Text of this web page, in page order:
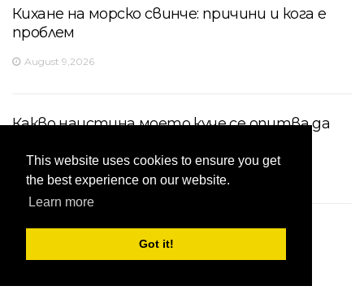
This website uses cookies to ensure you get
the best experience on our website.
Learn more
Got it!
Кихане на морско свинче: причини и кога е
проблем
August 9,2026
Какво наистина моето куче се опитва да
Чести проблеми с пикочния мехур на
немската овчарка